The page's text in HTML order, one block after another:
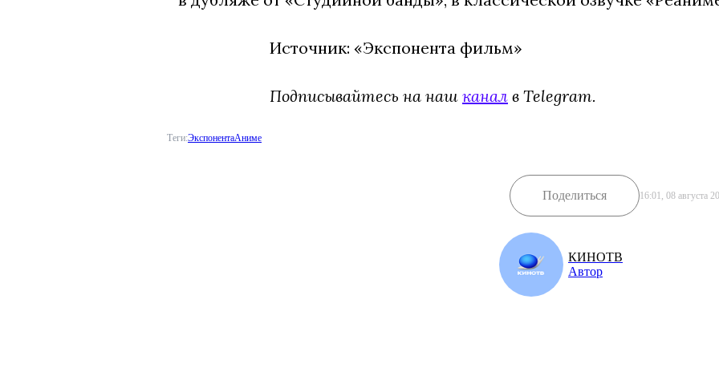
Источник: «Экспонента фильм»
Подписывайтесь на наш канал в Telegram.
Теги:ЭкспонентаАниме
Поделиться 16:01, 08 августа
КИНОТВ
Автор